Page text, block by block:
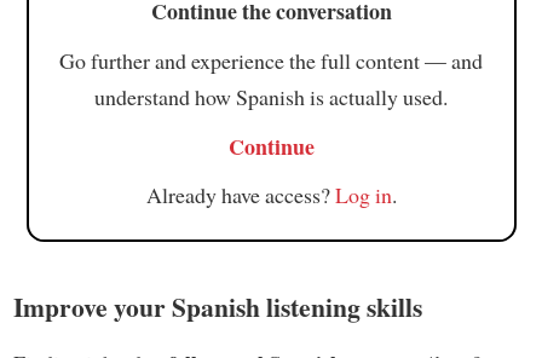
Continue the conversation
Go further and experience the full content — and
understand how Spanish is actually used.
Continue
Already have access?Log in.
Improve your Spanish listening skills